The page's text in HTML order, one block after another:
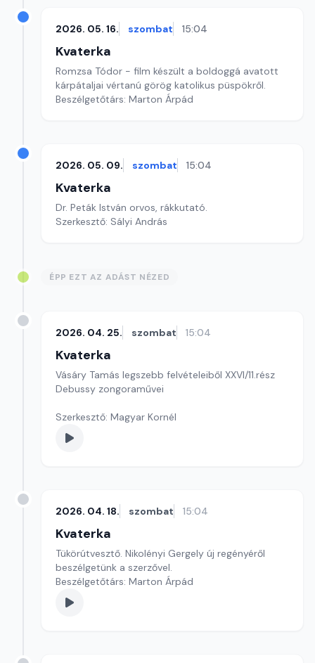
2026. 05. 16. szombat 15:04
Kvaterka
Romzsa Tódor - film készült a boldoggá avatott
kárpátaljai vértanú görög katolikus püspökről.
Beszélgetőtárs: Marton Árpád
2026. 05. 09. szombat 15:04
Kvaterka
Dr. Peták István orvos, rákkutató.
Szerkesztő: Sályi András
ÉPP EZT AZ ADÁST NÉZED
2026. 04. 25. szombat 15:04
Kvaterka
Vásáry Tamás legszebb felvételeiből XXVI/11.rész
Debussy zongoraművei
Szerkesztő: Magyar Kornél
2026. 04. 18. szombat 15:04
Kvaterka
Tükörútvesztő. Nikolényi Gergely új regényéről
beszélgetünk a szerzővel.
Beszélgetőtárs: Marton Árpád